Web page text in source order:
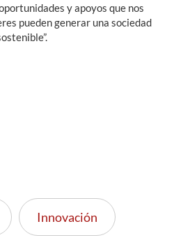
y apoyos que nos
pueden generar una sociedad
Innovación